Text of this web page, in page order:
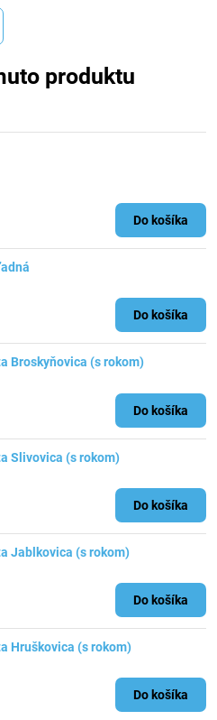
produktu
Do košíka
Do košíka
Broskyňovica (s rokom)
Do košíka
Slivovica (s rokom)
Do košíka
Jablkovica (s rokom)
Do košíka
Hruškovica (s rokom)
Do košíka